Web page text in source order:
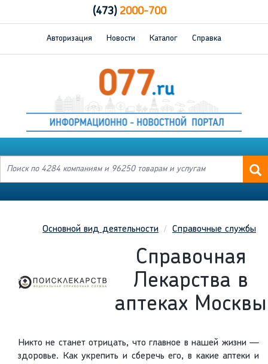
(473)2000-700
Авторизация Новости Каталог Справка
Основной вид деятельности Справочные службы
Справочная
Лекарства в
аптеках Москвы
Никто не станет отрицать, что главное в нашей жизни —
здоровье. Как укрепить и сберечь его, в какие аптеки и